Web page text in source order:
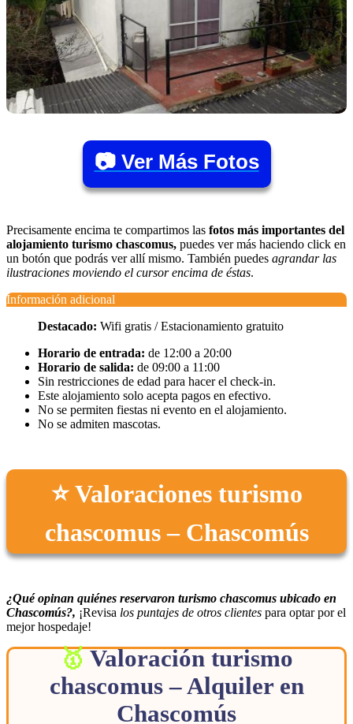
📷 Ver Más Fotos
Precisamente encima te compartimos las fotos más importantes del
alojamiento turismo chascomus, puedes ver más haciendo click en
un botón que podrás ver allí mismo. También puedes agrandar las
ilustraciones moviendo el cursor encima de éstas.
Información adicional
Destacado: Wifi gratis / Estacionamiento gratuito
Horario de entrada: de 12:00 a 20:00
Horario de salida: de 09:00 a 11:00
Sin restricciones de edad para hacer el check-in.
Este alojamiento solo acepta pagos en efectivo.
No se permiten fiestas ni evento en el alojamiento.
No se admiten mascotas.
⭐ Valoraciones turismo
chascomus – Chascomús
¿Qué opinan quiénes reservaron turismo chascomus ubicado en
Chascomús?, ¡Revisa los puntajes de otros clientes para optar por el
mejor hospedaje!
Valoración turismo
chascomus – Alquiler en
Chascomús